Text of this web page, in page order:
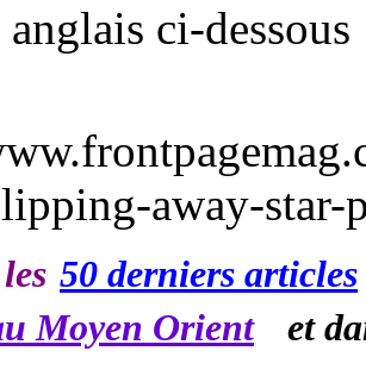
ci-dessous
away-star-
50 derniers articles
Moyen Orientle et